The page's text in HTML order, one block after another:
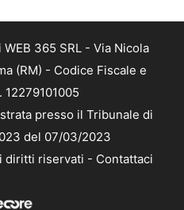
365 SRL - Via Nicola
(RM) - Codice Fiscale e
12279101005
presso il Tribunale di
del 07/03/2023
diritti riservati - Contattaci